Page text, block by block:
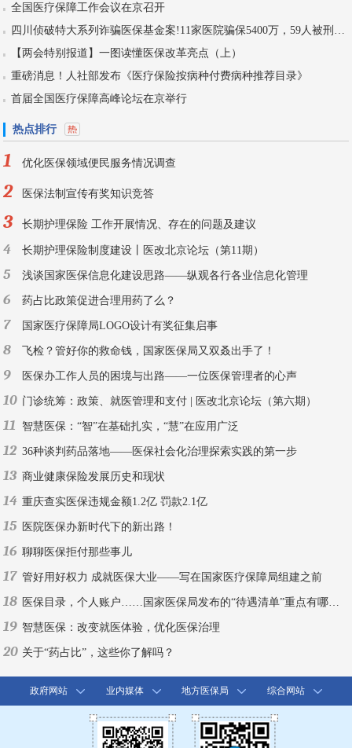
全国医疗保障工作会议在京召开
【两会特别报道】一图读懂医保改革亮点（上）
重磅消息！人社部发布《医疗保险按病种付费病种推荐目录》
首届全国医疗保障高峰论坛在京举行
热点排行
1 优化医保领域便民服务情况调查
2 医保法制宣传有奖知识竞答
3 长期护理保险 工作开展情况、存在的问题及建议
4 长期护理保险制度建设丨医改北京论坛（第11期）
5 浅谈国家医保信息化建设思路——纵观各行各业信息化管理
6 药占比政策促进合理用药了么？
7 国家医疗保障局LOGO设计有奖征集启事
8 飞检？管好你的救命钱，国家医保局又双叒出手了！
9 医保办工作人员的困境与出路——一位医保管理者的心声
10 门诊统筹：政策、就医管理和支付 | 医改北京论坛（第六期）
11 智慧医保：“智”在基础扎实，“慧”在应用广泛
12 36种谈判药品落地——医保社会化治理探索实践的第一步
13 商业健康保险发展历史和现状
14 重庆查实医保违规金额1.2亿 罚款2.1亿
15 医院医保办新时代下的新出路！
16 聊聊医保拒付那些事儿
17 管好用好权力 成就医保大业——写在国家医疗保障局组建之前
18 医保目录，个人账户……国家医保局发布的“待遇清单”重点有哪些？
19 智慧医保：改变就医体验，优化医保治理
20 关于“药占比”，这些你了解吗？
政府网站 业内媒体 地方医保局 综合网站